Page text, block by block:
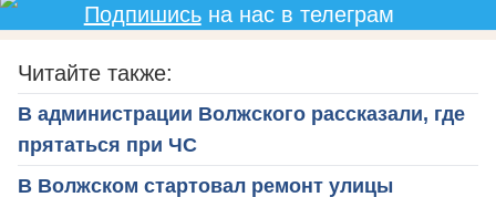
Подпишисьна нас в телеграм
Читайте также:
В администрации Волжского рассказали, где
прятаться при ЧС
В Волжском стартовал ремонт улицы